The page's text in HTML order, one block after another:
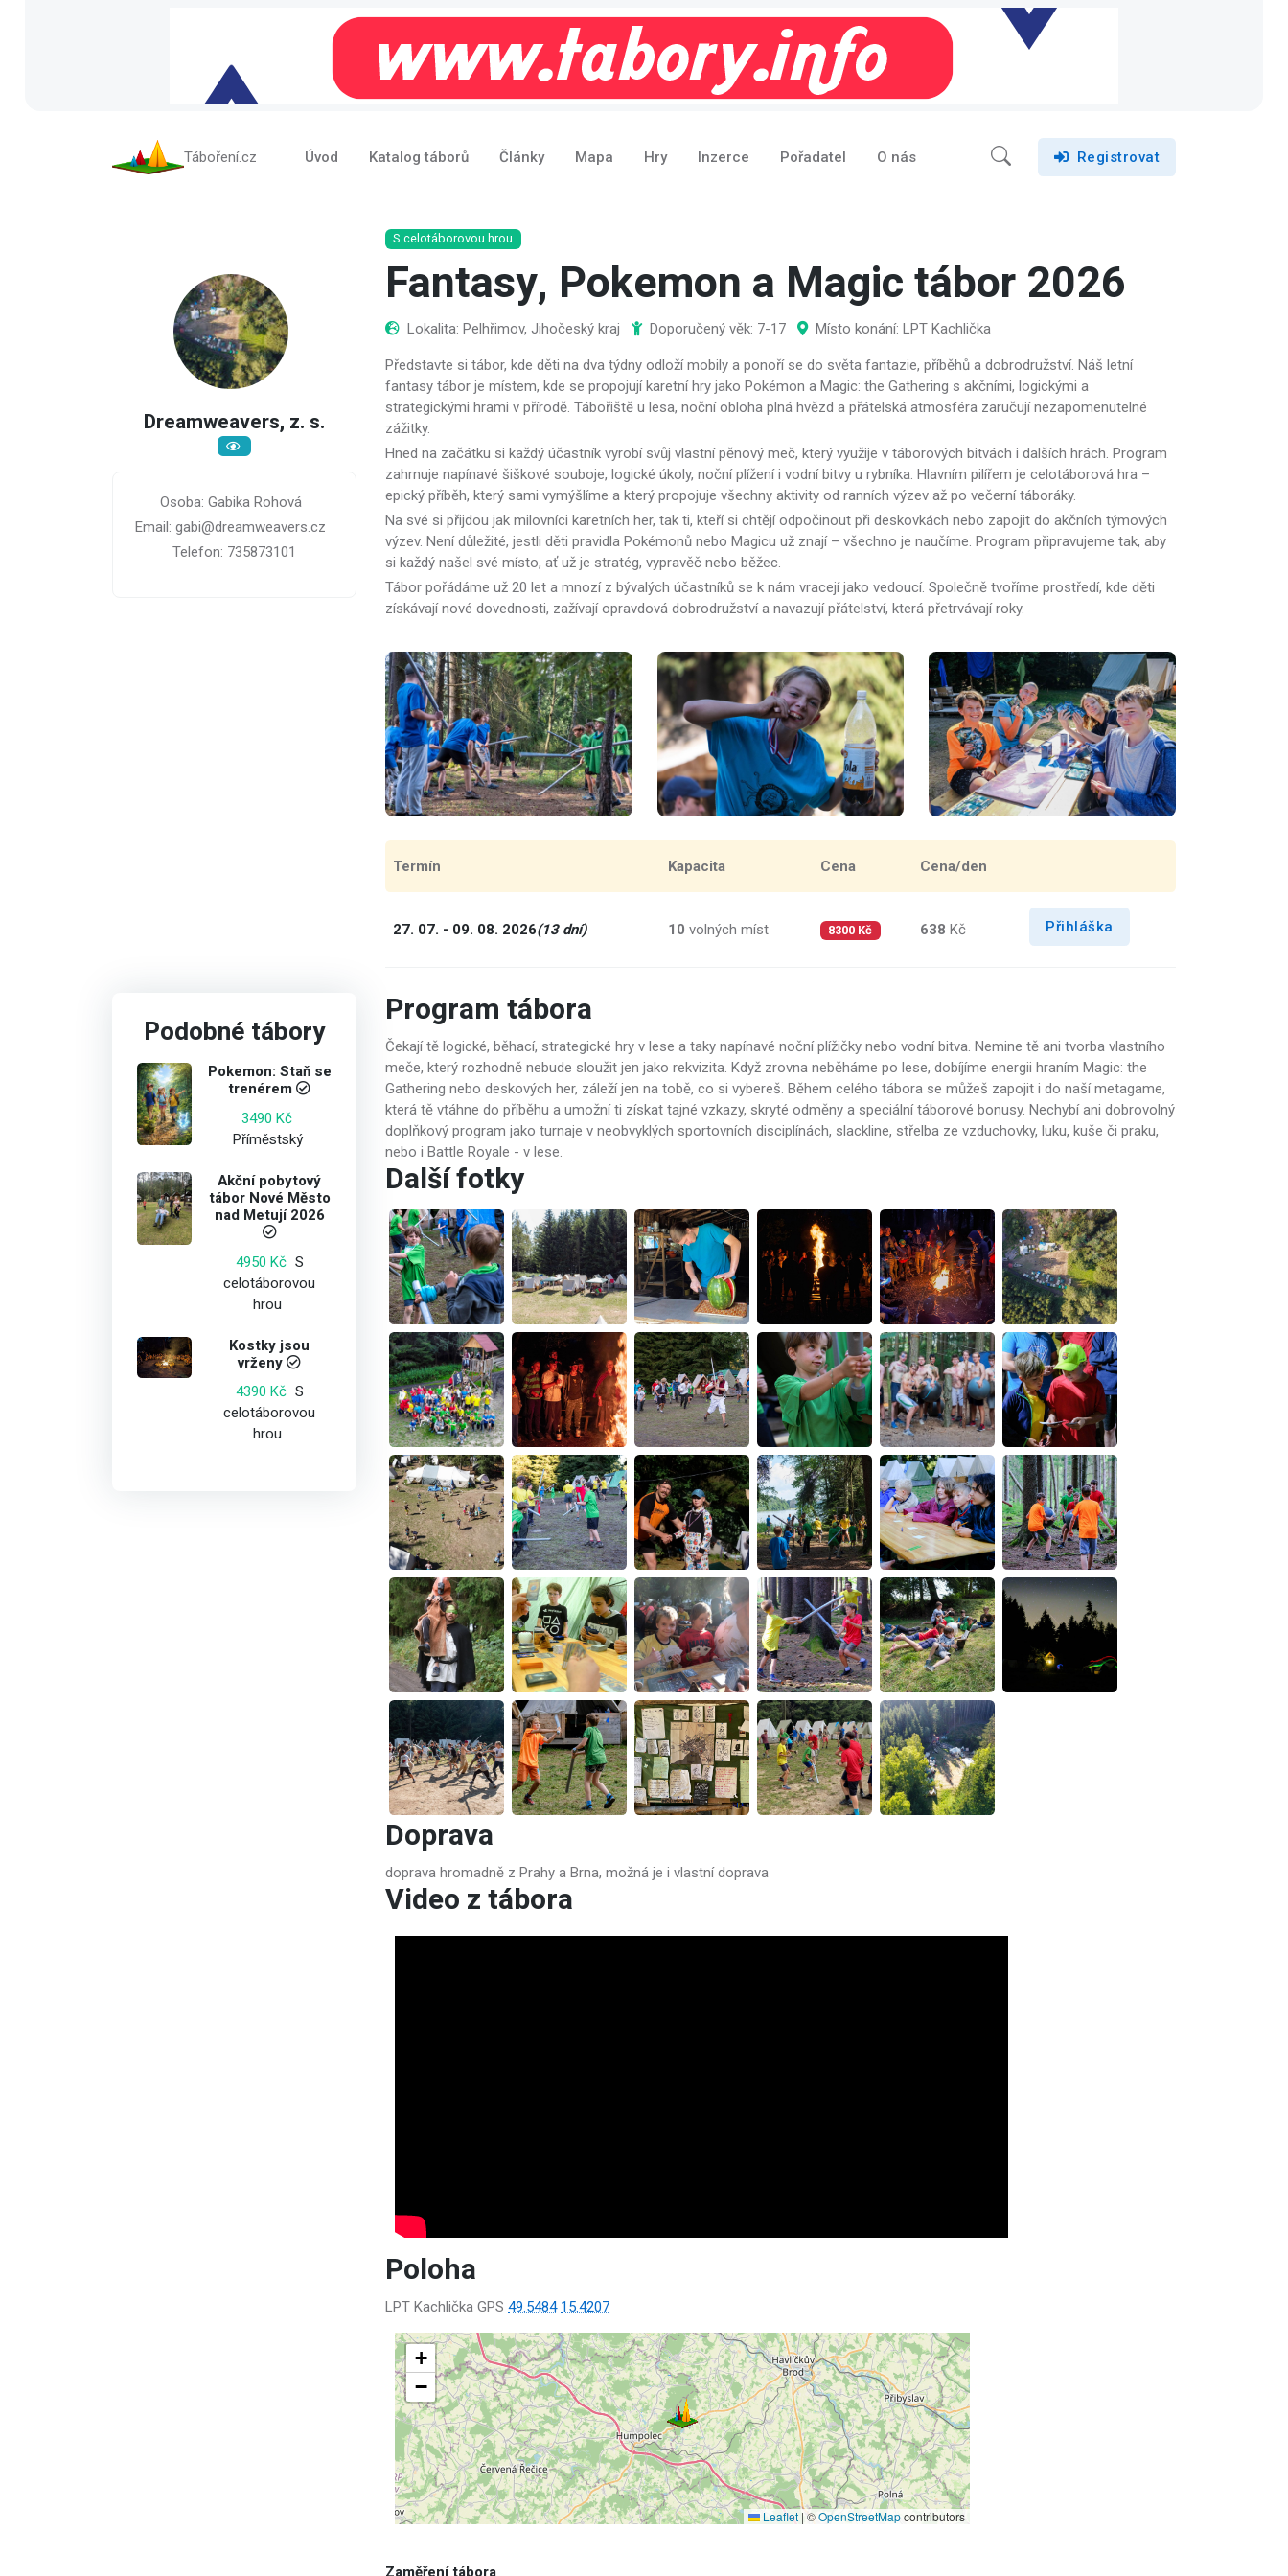
Táboření.cz Úvod Katalog táborů Články Mapa Hry Inzerce Pořadatel O nás Registrovat
Dreamweavers, z. s.
Osoba: Gabika Rohová
Email: gabi@dreamweavers.cz
Telefon: 735873101
S celotáborovou hrou
Fantasy, Pokemon a Magic tábor 2026
Lokalita: Pelhřimov, Jihočeský kraj Doporučený věk: 7-17 Místo konání: LPT Kachlička
Představte si tábor, kde děti na dva týdny odloží mobily a ponoří se do světa fantazie, příběhů a dobrodružství. Náš letní
fantasy tábor je místem, kde se propojují karetní hry jako Pokémon a Magic: the Gathering s akčními, logickými a
strategickými hrami v přírodě. Tábořiště u lesa, noční obloha plná hvězd a přátelská atmosféra zaručují nezapomenutelné
zážitky.
Hned na začátku si každý účastník vyrobí svůj vlastní pěnový meč, který využije v táborových bitvách i dalších hrách. Program
zahrnuje napínavé šiškové souboje, logické úkoly, noční plížení i vodní bitvy u rybníka. Hlavním pilířem je celotáborová hra –
epický příběh, který sami vymýšlíme a který propojuje všechny aktivity od ranních výzev až po večerní táboráky.
Na své si přijdou jak milovníci karetních her, tak ti, kteří si chtějí odpočinout při deskovkách nebo zapojit do akčních týmových
výzev. Není důležité, jestli děti pravidla Pokémonů nebo Magicu už znají – všechno je naučíme. Program připravujeme tak, aby
si každý našel své místo, ať už je stratég, vypravěč nebo běžec.
Tábor pořádáme už 20 let a mnozí z bývalých účastníků se k nám vracejí jako vedoucí. Společně tvoříme prostředí, kde děti
získávají nové dovednosti, zažívají opravdová dobrodružství a navazují přátelství, která přetrvávají roky.
Termín Kapacita Cena Cena/den
27. 07. - 09. 08. 2026(13 dní) 10 volných míst 8300 Kč 638 Kč Přihláška
Podobné tábory
Pokemon: Staň se
trenérem
3490 Kč
Příměstský
Akční pobytový
tábor Nové Město
nad Metují 2026
4950 Kč S
celotáborovou
hrou
Kostky jsou
vrženy
4390 Kč S
celotáborovou
hrou
Program tábora
Čekají tě logické, běhací, strategické hry v lese a taky napínavé noční plížičky nebo vodní bitva. Nemine tě ani tvorba vlastního
meče, který rozhodně nebude sloužit jen jako rekvizita. Když zrovna neběháme po lese, dobíjíme energii hraním Magic: the
Gathering nebo deskových her, záleží jen na tobě, co si vybereš. Během celého tábora se můžeš zapojit i do naší metagame,
která tě vtáhne do příběhu a umožní ti získat tajné vzkazy, skryté odměny a speciální táborové bonusy. Nechybí ani dobrovolný
doplňkový program jako turnaje v neobvyklých sportovních disciplínách, slackline, střelba ze vzduchovky, luku, kuše či praku,
nebo i Battle Royale - v lese.
Další fotky
Doprava
doprava hromadně z Prahy a Brna, možná je i vlastní doprava
Video z tábora
Poloha
LPT Kachlička GPS 49.5484 15.4207
+
−
Leaflet | ©OpenStreetMapcontributors